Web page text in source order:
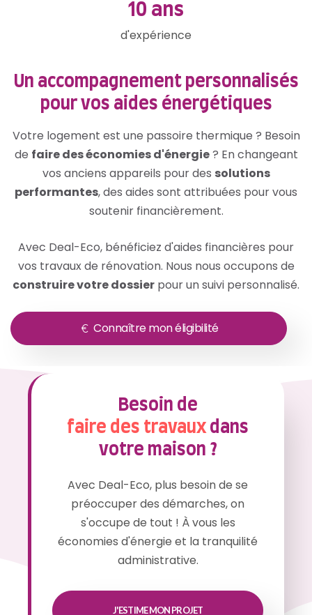
11ans
d'expérience
Un accompagnement personnalisés
pour vos aides énergétiques
Votre logement est une passoire thermique ? Besoin
de faire des économies d'énergie? En changeant
vos anciens appareils pour des solutions
performantes, des aides sont attribuées pour vous
soutenir financièrement.
Avec Deal-Eco, bénéficiez d'aides financières pour
vos travaux de rénovation. Nous nous occupons de
construire votre dossier pour un suivi personnalisé.
Connaître mon éligibilité
Besoin de
faire des travauxdans
votre maison ?
Avec Deal-Eco, plus besoin de se
préoccuper des démarches, on
s'occupe de tout ! À vous les
économies d'énergie et la tranquilité
administrative.
J'ESTIME MON PROJET